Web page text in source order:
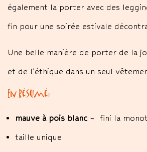
également la porter avec des
fin pour une soirée estivale
Une belle manière de porter de la
et de l’éthique dans un seul
En résumé:
mauve à pois blanc – fini la
taille unique